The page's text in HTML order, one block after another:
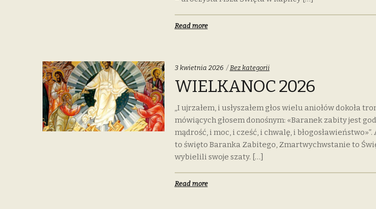
Read more
3 kwietnia 2026 Categories:
Bez kategorii
WIELKANOC 2026
„I ujrzałem, i usłyszałem głos wielu aniołów dokoła
mówiących głosem donośnym: «Baranek zabity jest
mądrość, i moc, i cześć, i chwalę, i
to święto Baranka Zabitego, Zmartwychwstanie to
wybielili swoje szaty. […]
Read more